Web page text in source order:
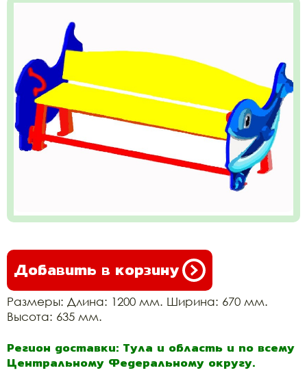
Добавить в корзину
Размеры: Длина: 1200 мм. Ширина: 670 мм.
Высота: 635 мм.
Регион доставки: Тула и область и по всему
Центральному Федеральному округу.